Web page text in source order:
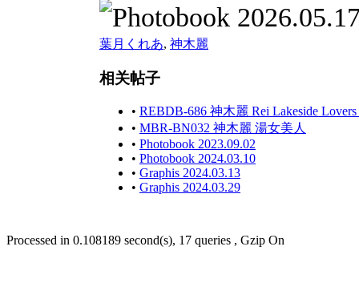
葉月くれあ, 神木麗
相关帖子
• REBDB-686 神木麗 Rei Lakeside
• MBR-BN032 神木麗 湯女美人
• Photobook 2023.09.02
• Photobook 2024.03.10
• Graphis 2024.03.13
• Graphis 2024.03.29
Processed in 0.108189 second(s), 17 queries , Gzip On